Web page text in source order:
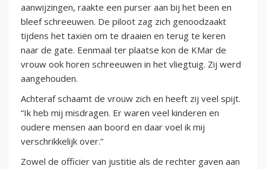
aanwijzingen, raakte een purser aan bij het been en
bleef schreeuwen. De piloot zag zich genoodzaakt
tijdens het taxiën om te draaien en terug te keren
naar de gate. Eenmaal ter plaatse kon de KMar de
vrouw ook horen schreeuwen in het vliegtuig. Zij werd
aangehouden.
Achteraf schaamt de vrouw zich en heeft zij veel spijt.
“Ik heb mij misdragen. Er waren veel kinderen en
oudere mensen aan boord en daar voel ik mij
verschrikkelijk over.”
Zowel de officier van justitie als de rechter gaven aan